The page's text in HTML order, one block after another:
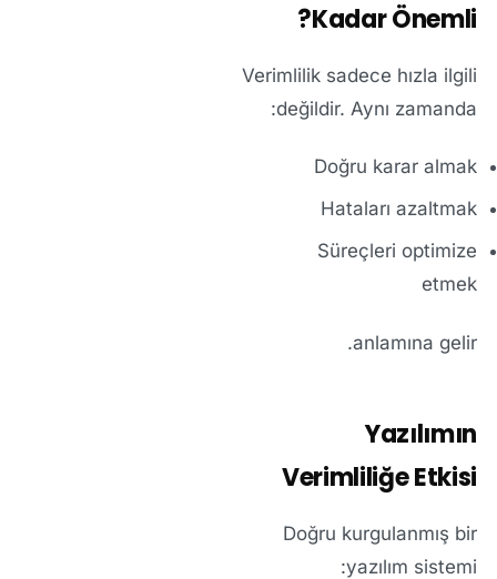
Kadar Önemli?
Verimlilik sadece hızla ilgili
değildir. Aynı zamanda:
Doğru karar almak
Hataları azaltmak
Süreçleri optimize
etmek
anlamına gelir.
Yazılımın
Verimliliğe Etkisi
Doğru kurgulanmış bir
yazılım sistemi: